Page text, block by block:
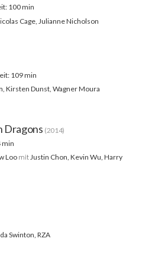
100 min
Cage, Julianne Nicholson
109 min
Kirsten Dunst, Wagner Moura
Dragons (2014)
min
Loo mit Justin Chon, Kevin Wu, Harry
Swinton, RZA